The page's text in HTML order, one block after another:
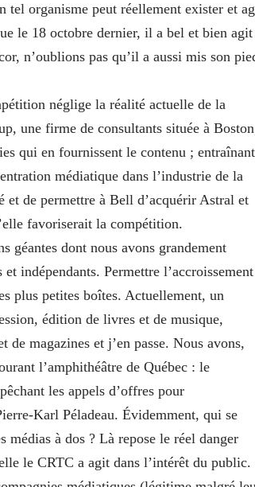
tel organisme peut réellement exister et
le 18 octobre dernier, il a bel et bien agit
n’oublions pas qu’il a aussi mis son
néglige la réalité actuelle de la
une firme de consultants située à
qui en fournissent le contenu ; entraînant
médiatique dans l’industrie de la
de permettre à Bell d’acquérir Astral et
favoriserait la compétition.
géantes dont nous avons grandement
indépendants. Permettre l’accroissement
plus petites boîtes. Actuellement, un
édition de livres et de musique,
magazines et j’en passe. Nous avons,
l’amphithéâtre de Québec : le
les appels d’offres pour
Karl Péladeau. Évidemment, qui se
à dos ? Là repose le réel danger
le CRTC a agit dans l’intérêt du public.